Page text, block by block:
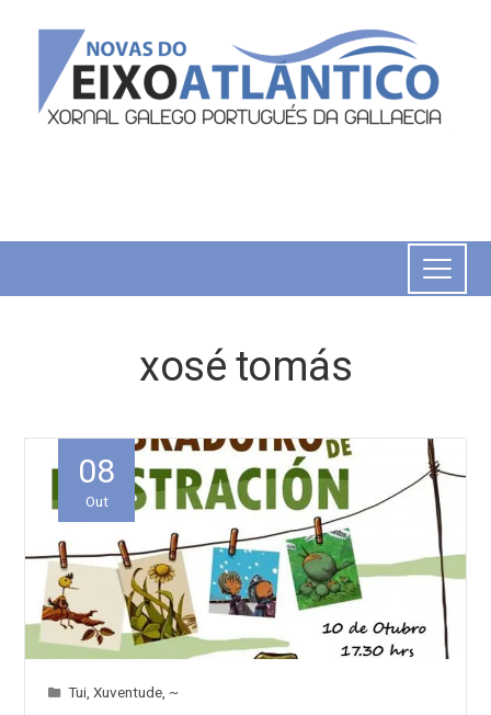
xosé tomás
08
Out
Tui ,Xuventude ~